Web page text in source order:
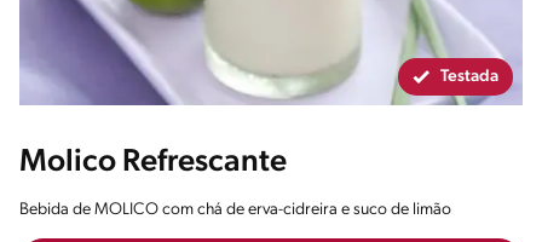
Testada
Molico Refrescante
Bebida de MOLICO com chá de erva-cidreira e suco de limão